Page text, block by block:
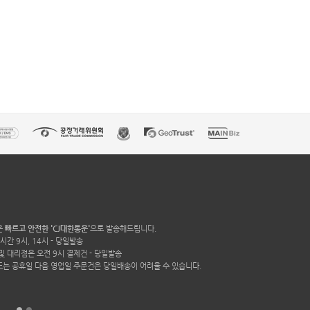
빠르고 안전한 'CJ대한통운'으로 발송해드립니다.
간 9시, 14시 - 당일발송
대리점은 오전 9시 결제건 - 당일발송
공휴일 다음 영업일 주문건은 당일배송이 어려울 수 있습니다.